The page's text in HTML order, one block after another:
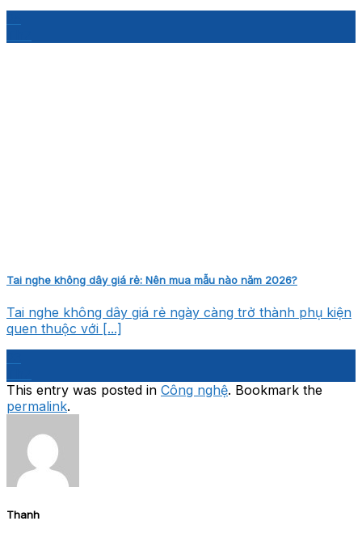
Tai nghe không dây giá rẻ: Nên mua mẫu nào năm 2026?
Tai nghe không dây giá rẻ ngày càng trở thành phụ kiện
quen thuộc với [...]
This entry was posted in Công nghệ. Bookmark the
permalink.
Thanh